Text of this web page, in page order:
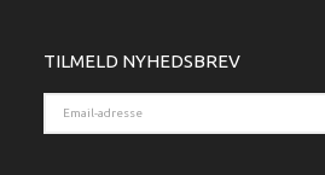
TILMELD NYHEDSBREV